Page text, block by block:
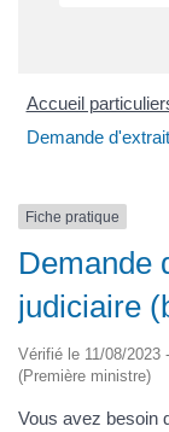
Accueil
Demande
Fiche pratique
Demande
judiciaire
Vérifié le 11/08/2023
(Première ministre)
Vous avez besoin